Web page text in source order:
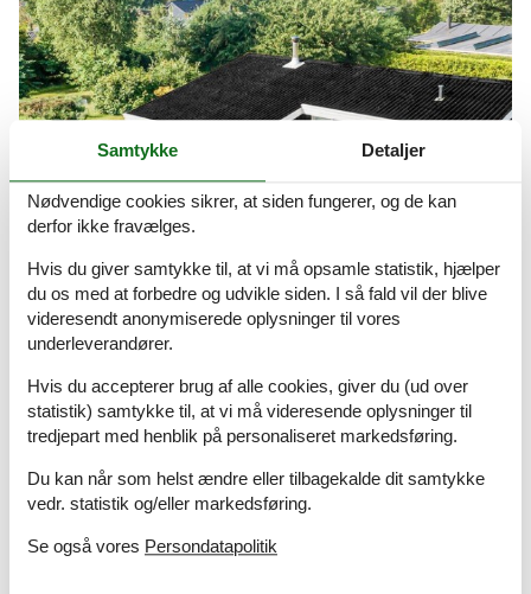
sommerhus lolland uge 30
Stort udvalg af sommerhuse i uge 30
OmLolland
Samtykke Detaljer
Nødvendige cookies sikrer, at siden fungerer, og de kan
derfor ikke fravælges.
Hvis du giver samtykke til, at vi må opsamle statistik, hjælper
du os med at forbedre og udvikle siden. I så fald vil der blive
videresendt anonymiserede oplysninger til vores
underleverandører.
Hvis du accepterer brug af alle cookies, giver du (ud over
statistik) samtykke til, at vi må videresende oplysninger til
tredjepart med henblik på personaliseret markedsføring.
Du kan når som helst ændre eller tilbagekalde dit samtykke
vedr. statistik og/eller markedsføring.
Se også vores Persondatapolitik